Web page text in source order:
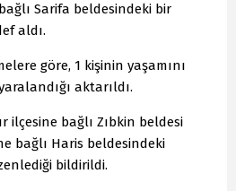
Sarifa beldesindeki bir
aldı.
göre, 1 kişinin yaşamını
aktarıldı.
ilçesine bağlı Zıbkin beldesi
bağlı Haris beldesindeki
bildirildi.